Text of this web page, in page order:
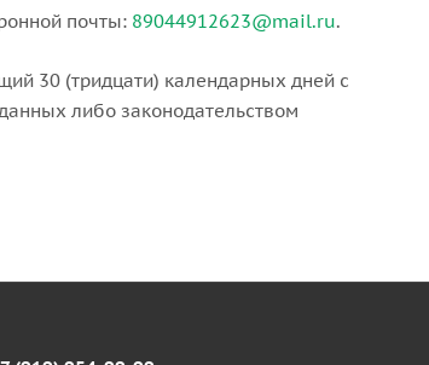
почты: 89044912623@mail.ru.
30 (тридцати) календарных дней с
либо законодательством